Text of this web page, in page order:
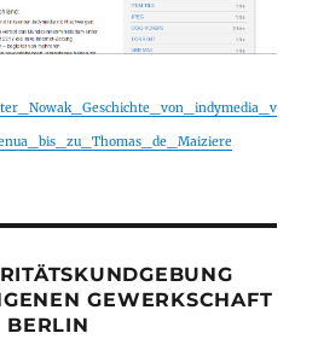
GEWERKSCHAFT
BERLIN